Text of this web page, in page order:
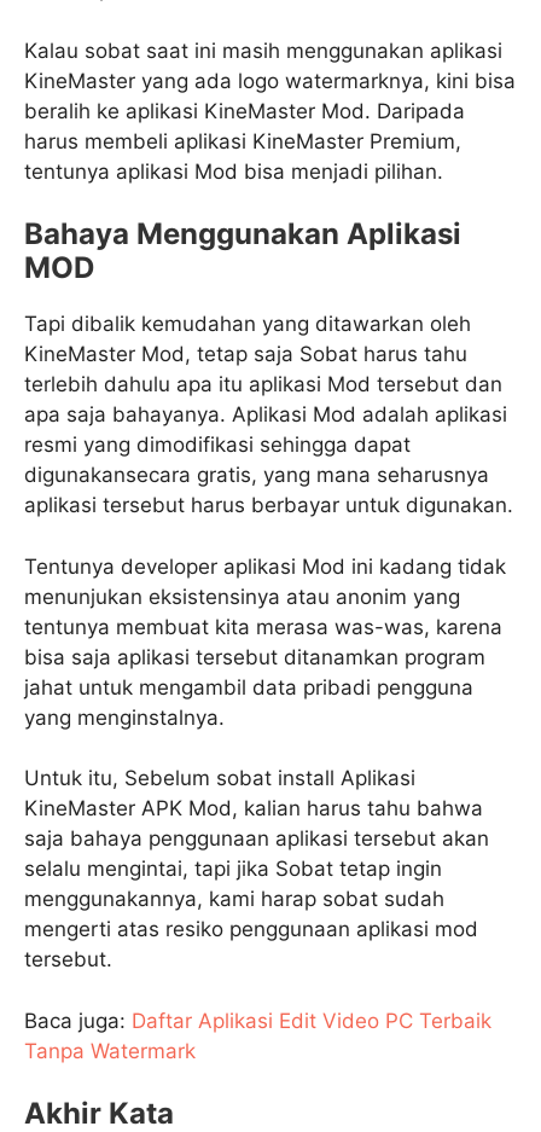
Kalau sobat saat ini masih menggunakan aplikasi
KineMaster yang ada logo watermarknya, kini bisa
beralih ke aplikasi KineMaster Mod. Daripada
harus membeli aplikasi KineMaster Premium,
tentunya aplikasi Mod bisa menjadi pilihan.
Bahaya Menggunakan Aplikasi
MOD
Tapi dibalik kemudahan yang ditawarkan oleh
KineMaster Mod, tetap saja Sobat harus tahu
terlebih dahulu apa itu aplikasi Mod tersebut dan
apa saja bahayanya. Aplikasi Mod adalah aplikasi
resmi yang dimodifikasi sehingga dapat
digunakansecara gratis, yang mana seharusnya
aplikasi tersebut harus berbayar untuk digunakan.
Tentunya developer aplikasi Mod ini kadang tidak
menunjukan eksistensinya atau anonim yang
tentunya membuat kita merasa was-was, karena
bisa saja aplikasi tersebut ditanamkan program
jahat untuk mengambil data pribadi pengguna
yang menginstalnya.
Untuk itu, Sebelum sobat install Aplikasi
KineMaster APK Mod, kalian harus tahu bahwa
saja bahaya penggunaan aplikasi tersebut akan
selalu mengintai, tapi jika Sobat tetap ingin
menggunakannya, kami harap sobat sudah
mengerti atas resiko penggunaan aplikasi mod
tersebut.
Baca juga: Daftar Aplikasi Edit Video PC Terbaik
Tanpa Watermark
Akhir Kata